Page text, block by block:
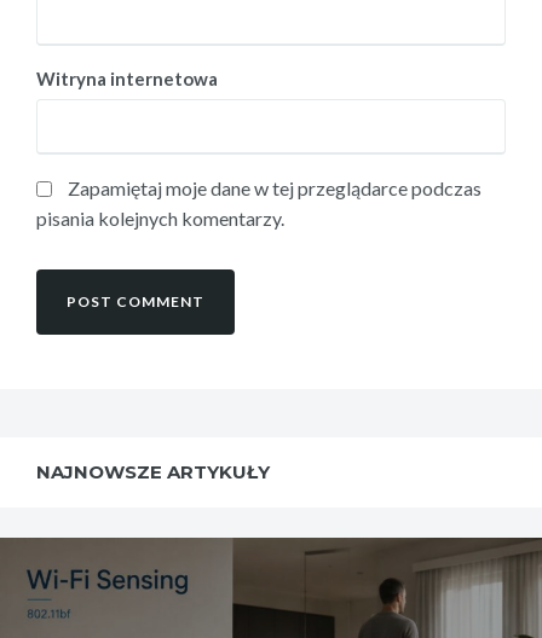
Witryna internetowa
Zapamiętaj moje dane w tej przeglądarce podczas
pisania kolejnych komentarzy.
NAJNOWSZE ARTYKUŁY